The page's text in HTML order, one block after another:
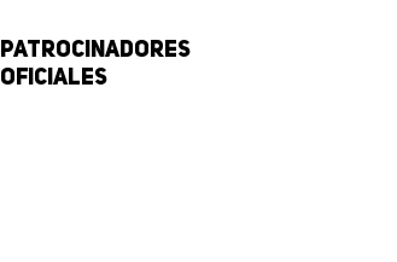
Patrocinadores
Oficiales